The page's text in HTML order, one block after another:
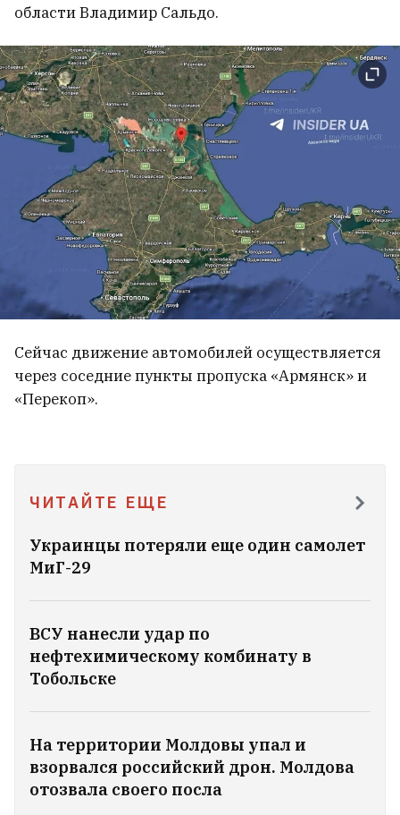
области Владимир Сальдо.
Сейчас движение автомобилей осуществляется
через соседние пункты пропуска «Армянск» и
«Перекоп».
ЧИТАЙТЕ ЕЩЕ
Украинцы потеряли еще один самолет
МиГ-29
ВСУ нанесли удар по
нефтехимическому комбинату в
Тобольске
На территории Молдовы упал и
взорвался российский дрон. Молдова
отозвала своего посла
Иван Кравцов сложил
обязанности секретаря
Координационного совета. Теперь
будет делегатом
9
Актриса Марта Голубева вышла замуж —
кто стал избранником?
5
«Байсол» предупреждает о фейковом
боте, который выдает себя за службу